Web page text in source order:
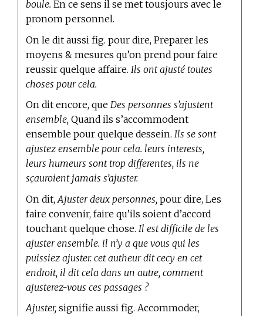
boule. En ce sens il se met tousjours avec le
pronom personnel.
On le dit aussi fig. pour dire, Preparer les
moyens & mesures qu’on prend pour faire
reussir quelque affaire. Ils ont ajusté toutes
choses pour cela.
On dit encore, queDes personnes s’ajustent
ensemble, Quand ils s’accommodent
ensemble pour quelque dessein.Ils se sont
ajustez ensemble pour cela. leurs interests,
leurs humeurs sont trop differentes, ils ne
sçauroient jamais s’ajuster.
On dit,Ajuster deux personnes, pour dire, Les
faire convenir, faire qu’ils soient d’accord
touchant quelque chose. Il est difficile de les
ajuster ensemble. il n’y a que vous qui les
puissiez ajuster. cet autheur dit cecy en cet
endroit, il dit cela dans un autre, comment
ajusterez-vous ces passages ?
Ajuster, signifie aussi fig. Accommoder,